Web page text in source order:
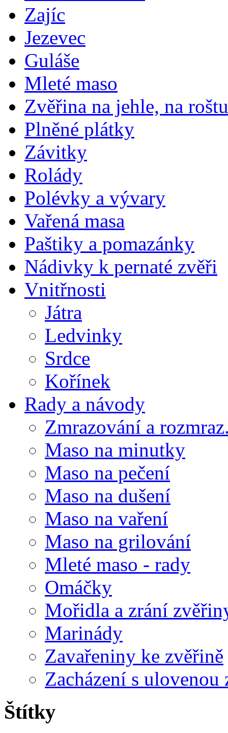
Zajíc
Jezevec
Guláše
Mleté maso
Zvěřina na jehle, na roštu
Plněné plátky
Závitky
Rolády
Polévky a vývary
Vařená masa
Paštiky a pomazánky
Nádivky k pernaté zvěři
Vnitřnosti
Játra
Ledvinky
Srdce
Kořínek
Rady a návody
Zmrazování a
Maso na minutky
Maso na pečení
Maso na dušení
Maso na vaření
Maso na grilování
Mleté maso - rady
Omáčky
Mořidla a zrání
Marinády
Zavařeniny ke zvěřině
Zacházení s ulovenou
Štítky